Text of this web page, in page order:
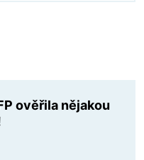
ověřila nějakou